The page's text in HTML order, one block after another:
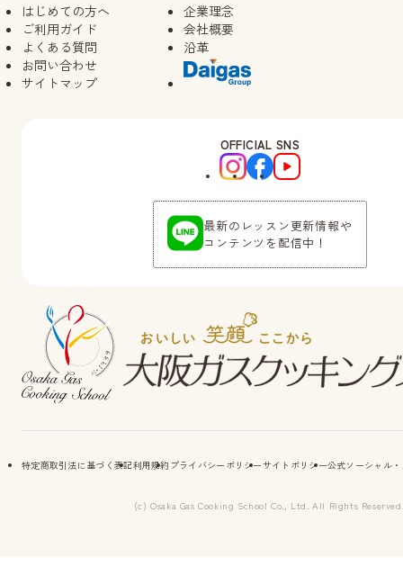
はじめての方へ
ご利用ガイド
よくある質問
お問い合わせ
サイトマップ
企業理念
会社概要
沿革
OFFICIAL SNS
最新のレッスン更新情報や
コンテンツを配信中！
特定商取引法に基づく表記利用規約 プライバシーポリシーサイトポリシー公式ソーシャル
(c) Osaka Gas Cooking School Co., Ltd. All Rights